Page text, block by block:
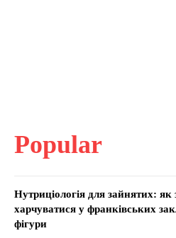
Popular
Нутриціологія для зайнятих: як
харчуватися у франківських
фігури